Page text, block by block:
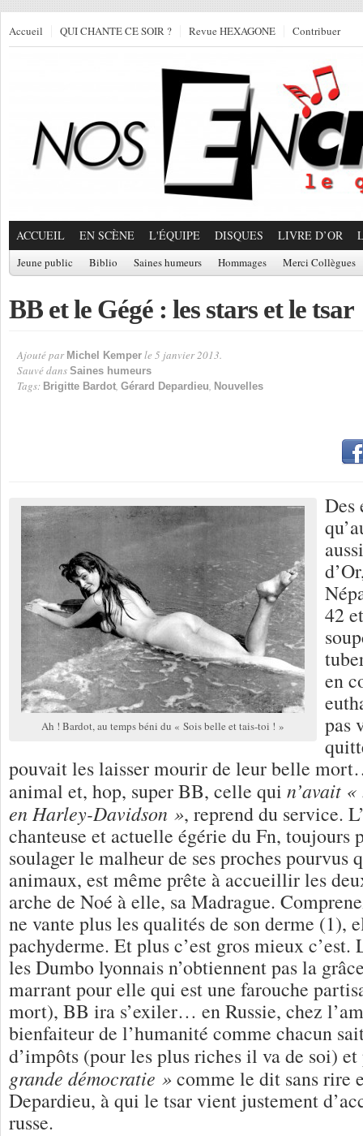
Accueil QUI CHANTE CE SOIR ? Revue HEXAGONE Contribuer
ACCUEIL EN SCÈNE L'ÉQUIPE DISQUES LIVRE D’OR
Jeune public Biblio Saines humeurs Hommages Merci Collègues
BB et le Gégé : les stars et le tsar
Ajouté par Michel Kemper le 5 janvier 2013.
Sauvé dans Saines humeurs
Tags: Brigitte Bardot, Gérard Depardieu, Nouvelles
Ah ! Bardot, au temps béni du « Sois belle et tais-toi ! »
Des
42
en
pas
pouvait les laisser mourir de leur belle
animal et, hop, super BB, celle qui n’avait «
en Harley-Davidson », reprend du service.
chanteuse et actuelle égérie du Fn, toujours
soulager le malheur de ses proches pourvus
animaux, est même prête à accueillir les
arche de Noé à elle, sa Madrague.
ne vante plus les qualités de son derme (1),
pachyderme. Et plus c’est gros mieux c’est.
les Dumbo lyonnais n’obtiennent pas la
marrant pour elle qui est une farouche
mort), BB ira s’exiler… en Russie, chez
bienfaiteur de l’humanité comme chacun
d’impôts (pour les plus riches il va de soi)
grande démocratie » comme le dit sans rire
Depardieu, à qui le tsar vient justement
russe.